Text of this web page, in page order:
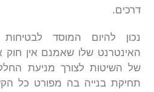
דרכים.
נכון להיום המוסד
האינטרנט שלו שאמנם אין חוק
של השיטות לצורך מניעת
תחיקת בנייה בה מפורט כל